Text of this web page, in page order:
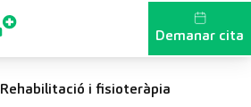
Demanar cita
Rehabilitació i fisioteràpia